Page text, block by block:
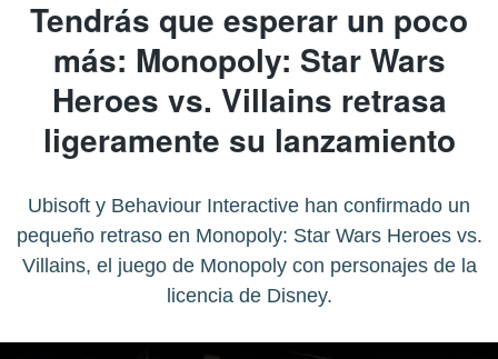
Tendrás que esperar un poco
más: Monopoly: Star Wars
Heroes vs. Villains retrasa
ligeramente su lanzamiento
Ubisoft y Behaviour Interactive han confirmado un
pequeño retraso en Monopoly: Star Wars Heroes vs.
Villains, el juego de Monopoly con personajes de la
licencia de Disney.